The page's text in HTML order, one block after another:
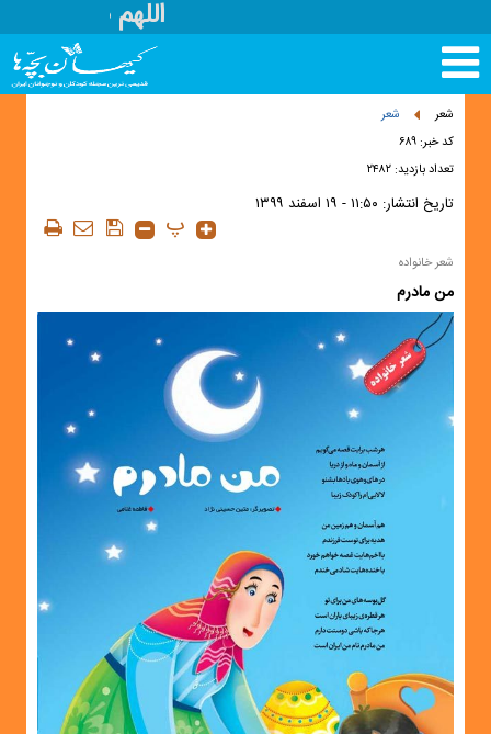
اللهم صل علی
تغییر
وضعیت
منوی
سرویس
شعر
شعر
کد خبر: ۶۸۹
تعداد بازدید: ۲۴۸۲
تاریخ انتشار: ۱۱:۵۰ - ۱۹ اسفند ۱۳۹۹
پ
شعر خانواده
من مادرم